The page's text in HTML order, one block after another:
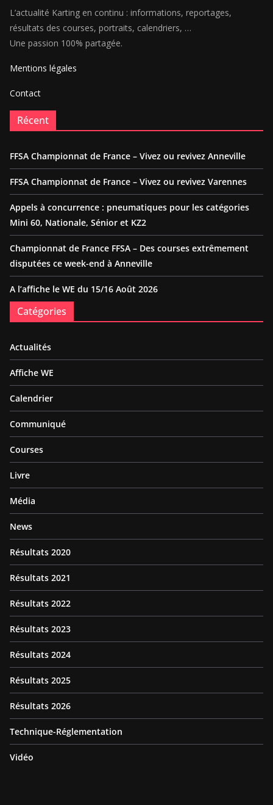
L’actualité Karting en continu : informations, reportages,
résultats des courses, portraits, calendriers, …
Une passion 100% partagée.
Mentions légales
Contact
Récent
FFSA Championnat de France – Vivez ou revivez Anneville
FFSA Championnat de France – Vivez ou revivez Varennes
Appels à concurrence : pneumatiques pour les catégories
Mini 60, Nationale, Sénior et KZ2
Championnat de France FFSA – Des courses extrêmement
disputées ce week-end à Anneville
A l’affiche le WE du 15/16 Août 2026
Catégories
Actualités
Affiche WE
Calendrier
Communiqué
Courses
Livre
Média
News
Résultats 2020
Résultats 2021
Résultats 2022
Résultats 2023
Résultats 2024
Résultats 2025
Résultats 2026
Technique-Réglementation
Vidéo